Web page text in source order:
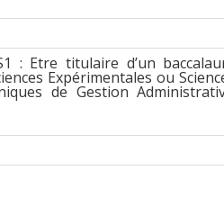
: Etre titulaire d’un
Expérimentales ou
de Gestion